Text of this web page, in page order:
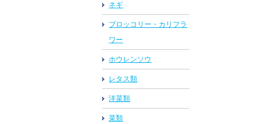
ネギ
ブロッコリー・カリフラ
ワー
ホウレンソウ
レタス類
洋菜類
菜類